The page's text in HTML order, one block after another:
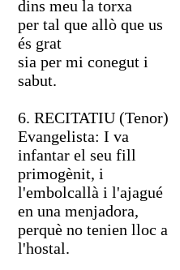
dins meu la torxa
per tal que allò que us
és grat
sia per mi conegut i
sabut.
6. RECITATIU (Tenor)
Evangelista: I va
infantar el seu fill
primogènit, i
l'embolcallà i l'ajagué
en una menjadora,
perquè no tenien lloc a
l'hostal.